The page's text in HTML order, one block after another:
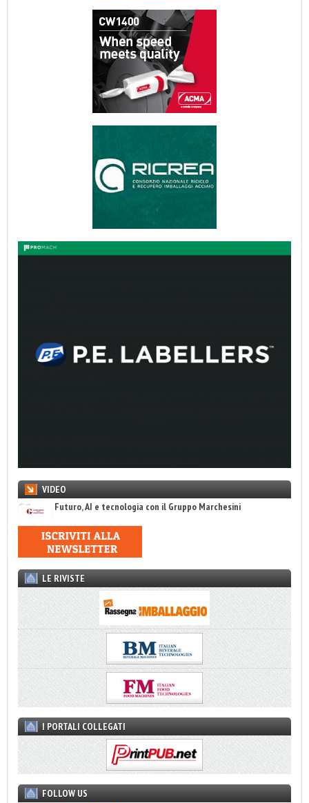
VIDEO
Futuro, AI e tecnologia con il Gruppo Marchesini
LE RIVISTE
I PORTALI COLLEGATI
FOLLOW US